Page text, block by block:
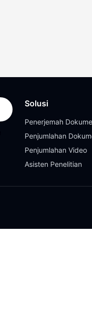
Solusi
Penerjemah
Penjumlahan
Penjumlahan Video
Asisten Penelitian